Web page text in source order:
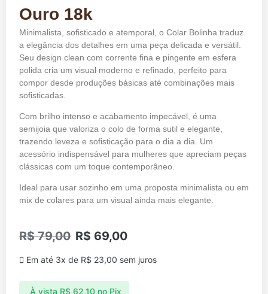
Ouro 18k
Minimalista, sofisticado e atemporal, o Colar Bolinha traduz
a elegância dos detalhes em uma peça delicada e versátil.
Seu design clean com corrente fina e pingente em esfera
polida cria um visual moderno e refinado, perfeito para
compor desde produções básicas até combinações mais
sofisticadas.
Com brilho intenso e acabamento impecável, é uma
semijoia que valoriza o colo de forma sutil e elegante,
trazendo leveza e sofisticação para o dia a dia. Um
acessório indispensável para mulheres que apreciam peças
clássicas com um toque contemporâneo.
Ideal para usar sozinho em uma proposta minimalista ou em
mix de colares para um visual ainda mais elegante.
R$79,00 R$ 69,00
Em até 3x de R$ 23,00 sem juros
À vista R$62,10 no Pix